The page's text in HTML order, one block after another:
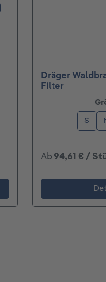
Dräger
Filter
S
Ab 94,61 € /